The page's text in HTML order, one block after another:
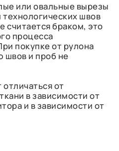
или овальные вырезы
технологических швов
считается браком, это
процесса
покупке от рулона
швов и проб не
от
в зависимости от
и в зависимости от